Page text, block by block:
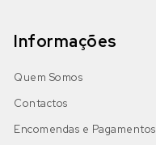
Informações
Quem Somos
Contactos
Encomendas e Pagamentos